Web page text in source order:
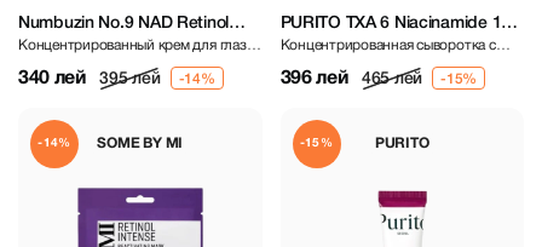
Numbuzin No.9 NAD Retinol
Volumetox Eye Cream 10 ml
Концентрированный крем для глаз с
пептидами и ретинолом
340 лей 395 лей
PURITO TXA 6 Niacinamide 10
Retinal Serum 30 ml
Концентрированная сыворотка с
ниацинамидом 10%, ТХА 6% и
ретиналом
396 лей 465 лей
SOME BY MI
-14% PURITO
-15%